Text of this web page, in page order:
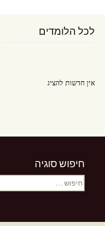
לכל הלומדים
אין חדשות להציג
אין חדשות להציג
חיפוש סוגיה
חיפוש: